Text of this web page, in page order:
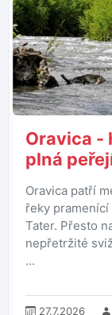
Oravica -
plná
Oravica patří
řeky
Tater. Přesto
nepřetržité
...
27.7.2026